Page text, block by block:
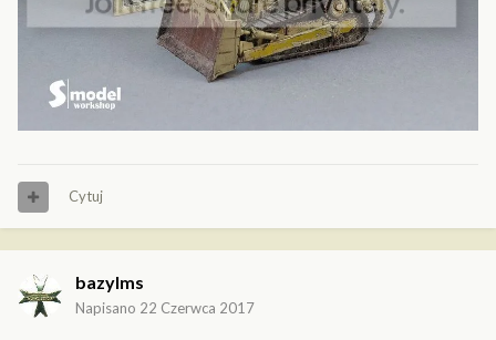
Cytuj
bazylms
Napisano 22 Czerwca 2017